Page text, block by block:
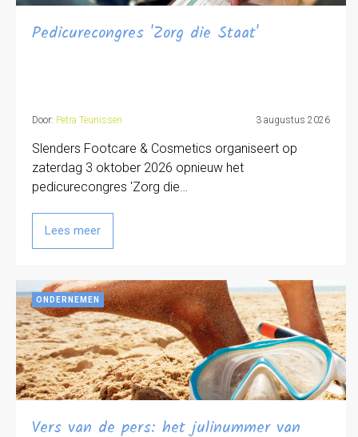
Pedicurecongres 'Zorg die Staat'
Door: Petra Teunissen 3 augustus 2026
Slenders Footcare & Cosmetics organiseert op
zaterdag 3 oktober 2026 opnieuw het
pedicurecongres 'Zorg die…
Lees meer
ONDERNEMEN
Vers van de pers: het julinummer van